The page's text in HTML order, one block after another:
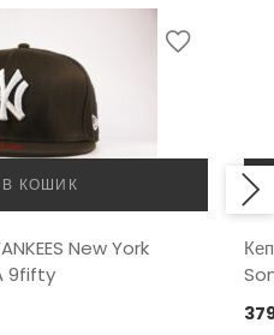
КОШИК
New York
9fifty